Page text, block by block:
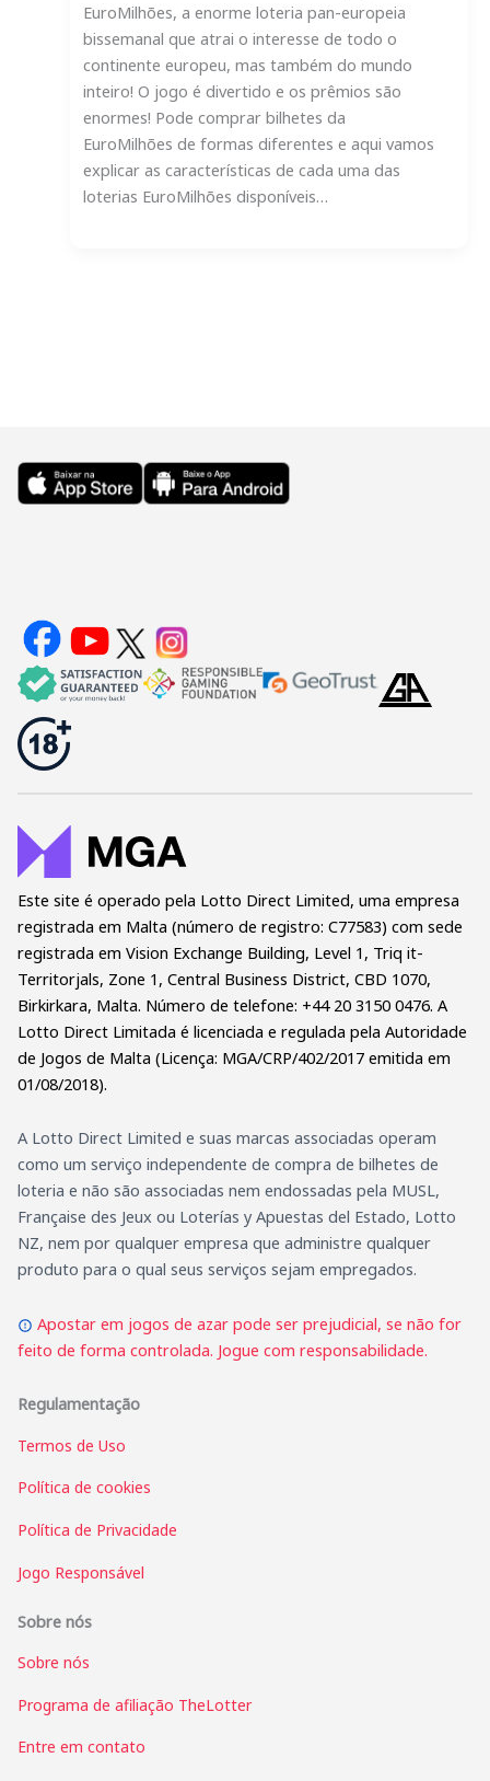
EuroMilhões, a enorme loteria pan-europeia
bissemanal que atrai o interesse de todo o
continente europeu, mas também do mundo
inteiro! O jogo é divertido e os prêmios são
enormes! Pode comprar bilhetes da
EuroMilhões de formas diferentes e aqui vamos
explicar as características de cada uma das
loterias EuroMilhões disponíveis…
Este site é operado pela Lotto Direct Limited, uma empresa
registrada em Malta (número de registro: C77583) com sede
registrada em Vision Exchange Building, Level 1, Triq it-
Territorjals, Zone 1, Central Business District, CBD 1070,
Birkirkara, Malta. Número de telefone: +44 20 3150 0476. A
Lotto Direct Limitada é licenciada e regulada pela Autoridade
de Jogos de Malta (Licença: MGA/CRP/402/2017 emitida em
01/08/2018).
A Lotto Direct Limited e suas marcas associadas operam
como um serviço independente de compra de bilhetes de
loteria e não são associadas nem endossadas pela MUSL,
Française des Jeux ou Loterías y Apuestas del Estado, Lotto
NZ, nem por qualquer empresa que administre qualquer
produto para o qual seus serviços sejam empregados.
Apostar em jogos de azar pode ser prejudicial, se não for
feito de forma controlada. Jogue com responsabilidade.
Regulamentação
Termos de Uso
Política de cookies
Política de Privacidade
Jogo Responsável
Sobre nós
Sobre nós
Programa de afiliação TheLotter
Entre em contato